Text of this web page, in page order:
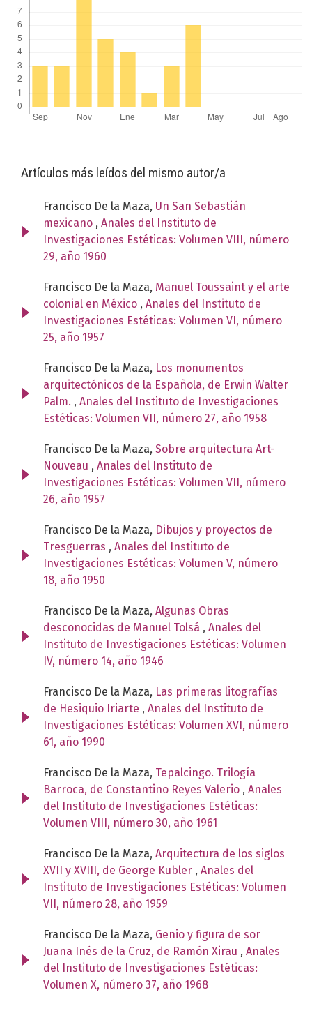
Artículos más leídos del mismo autor/a
Francisco De la Maza, Un San Sebastián
mexicano , Anales del Instituto de
Investigaciones Estéticas: Volumen VIII, número
29, año 1960
Francisco De la Maza, Manuel Toussaint y el arte
colonial en México , Anales del Instituto de
Investigaciones Estéticas: Volumen VI, número
25, año 1957
Francisco De la Maza, Los monumentos
arquitectónicos de la Española, de Erwin Walter
Palm. , Anales del Instituto de Investigaciones
Estéticas: Volumen VII, número 27, año 1958
Francisco De la Maza, Sobre arquitectura Art-
Nouveau , Anales del Instituto de
Investigaciones Estéticas: Volumen VII, número
26, año 1957
Francisco De la Maza, Dibujos y proyectos de
Tresguerras , Anales del Instituto de
Investigaciones Estéticas: Volumen V, número
18, año 1950
Francisco De la Maza, Algunas Obras
desconocidas de Manuel Tolsá , Anales del
Instituto de Investigaciones Estéticas: Volumen
IV, número 14, año 1946
Francisco De la Maza, Las primeras litografías
de Hesiquio Iriarte , Anales del Instituto de
Investigaciones Estéticas: Volumen XVI, número
61, año 1990
Francisco De la Maza, Tepalcingo. Trilogía
Barroca, de Constantino Reyes Valerio , Anales
del Instituto de Investigaciones Estéticas:
Volumen VIII, número 30, año 1961
Francisco De la Maza, Arquitectura de los siglos
XVII y XVIII, de George Kubler , Anales del
Instituto de Investigaciones Estéticas: Volumen
VII, número 28, año 1959
Francisco De la Maza, Genio y figura de sor
Juana Inés de la Cruz, de Ramón Xirau , Anales
del Instituto de Investigaciones Estéticas:
Volumen X, número 37, año 1968